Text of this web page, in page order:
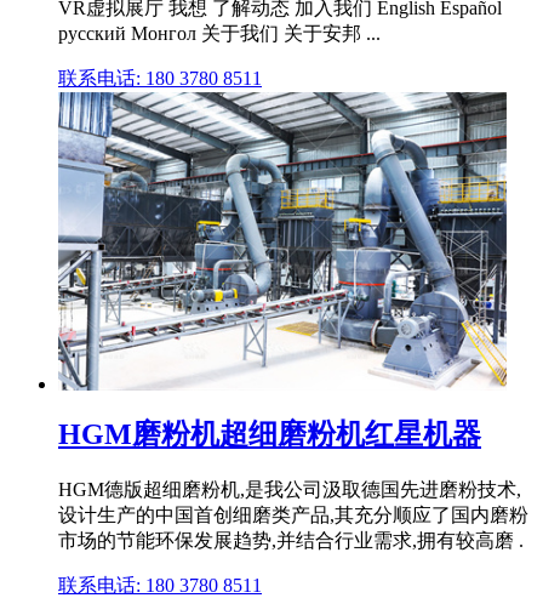
VR虚拟展厅 我想 了解动态 加入我们 English Español
русский Монгол 关于我们 关于安邦 ...
联系电话: 180 3780 8511
HGM磨粉机超细磨粉机红星机器
HGM德版超细磨粉机,是我公司汲取德国先进磨粉技术,
设计生产的中国首创细磨类产品,其充分顺应了国内磨粉
市场的节能环保发展趋势,并结合行业需求,拥有较高磨 .
联系电话: 180 3780 8511